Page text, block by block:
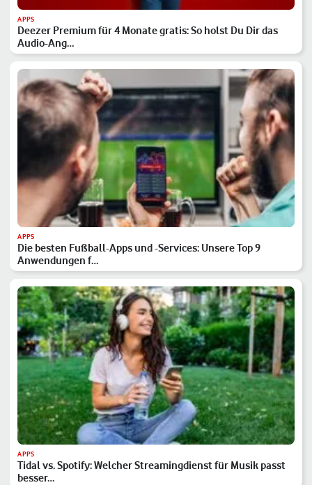
APPS
Deezer Premium für 4 Monate gratis: So holst Du Dir das
Audio-Ang…
APPS
Die besten Fußball-Apps und -Services: Unsere Top 9
Anwendungen f…
APPS
Tidal vs. Spotify: Welcher Streamingdienst für Musik passt
besser…